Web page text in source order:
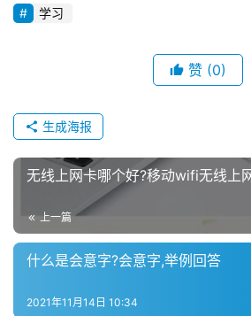
学习
赞 (0)
生成海报
无线上网卡哪个好?移动wifi无线上
上一篇
什么是会意字?会意字,举例回答
2021年11月14日 10:34